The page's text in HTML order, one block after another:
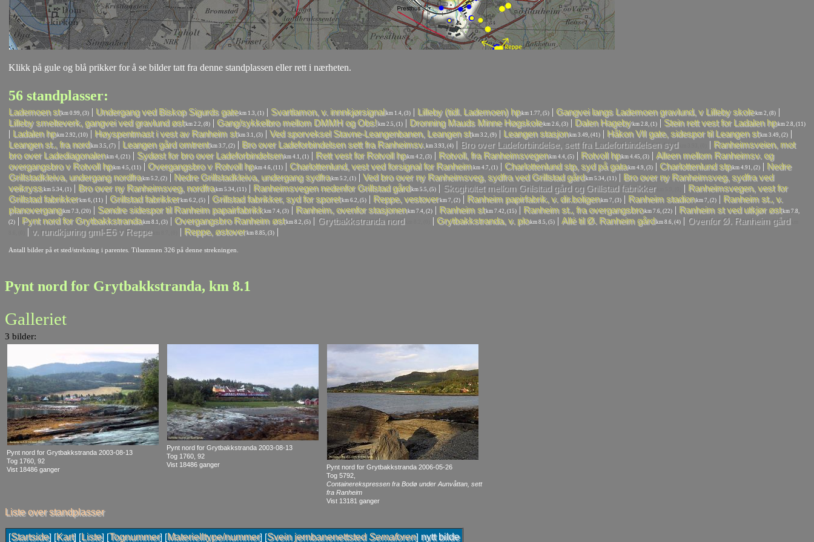
Klikk på gule og blå prikker for å se bilder tatt fra denne standplassen eller rett i nærheten.
56 standplasser:
Lademoen stkm 0.99, (3) | Undergang ved Biskop Sigurds gatekm 1.3, (1) | Svartlamon, v. innnkjørsignal km 1.4, (3) | Lilleby (tidl. Lademoen) hpkm 1.77, (5) | Gangvei langs Lademoen gravlund, v Lilleby skolekm 2, (8) |
Lilleby smelteverk, gangvei ved gravlund østkm 2.2, (8) | Gang/sykkelbro mellom DMMH og Obs!km 2.5, (1) | Dronning Mauds Minne Høgskolekm 2.6, (3) | Dalen Hagebykm 2.8, (1) | Stein rett vest for Ladalen hpkm 2.8, (11)
| Ladalen hpkm 2.92, (10) | Høyspentmast i vest av Ranheim stkm 3.1, (3) | Ved sporveksel Stavne-Leangenbanen, Leangen stkm 3.2, (9) | Leangen stasjonkm 3.49, (41) | Håkon VII gate, sidespor til Leangen stkm 3.49, (2) |
Leangen st., fra nord km 3.5, (7) | Leangen gård omtrentkm 3.7, (2) | Bro over Ladeforbindelsen sett fra Ranheimsv. km 3.93, (4) | Bro over Ladeforbindelse, sett fra Ladeforbindelsen syd | Ranheimsveien, mot
bro over Ladediagonalenkm 4, (21) | Sydøst for bro over Ladeforbindelsenkm 4.1, (1) | Rett vest for Rotvoll hpkm 4.2, (3) | Rotvoll, fra Ranheimsvegenkm 4.4, (5) | Rotvoll hpkm 4.45, (3) | Alleen mellom Ranheimsv. og
overgangsbro v Rotvoll hpkm 4.5, (11) | Overgangsbro v Rotvoll hpkm 4.6, (11) | Charlottenlund, vest ved forsignal for Ranheimkm 4.7, (1) | Charlottenlund stp, syd på gatakm 4.9, (3) | Charlottenlund stpkm 4.91, (2) | Nedre
Grillstadkleiva, undergang nordfrakm 5.2, (2) | Nedre Grillstadkleiva, undergang sydfrakm 5.2, (1) | Ved bro over ny Ranheimsveg, sydfra ved Grillstad gård km 5.34, (11) | Bro over ny Ranheimsveg, sydfra ved
veikrysskm 5.34, (1) | Bro over ny Ranheimsveg, nordfrakm 5.34, (11) | Ranheimsvegen nedenfor Grillstad gård km 5.5, (5) | Skogholtet mellom Grilsltad gård og Grillstad fabrikkerkm 5.9, (0) | Ranheimsvegen, vest for
Grillstad fabrikkerkm 6, (11) | Grillstad fabrikkerkm 6.2, (5) | Grillstad fabrikker, syd for sporetkm 6.2, (5) | Reppe, vestoverkm 7, (2) | Ranheim papirfabrik, v. dir.boligenkm 7, (3) | Ranheim stadionkm 7, (2) | Ranheim st., v.
planovergangkm 7.3, (20) | Søndre sidespor til Ranheim papairfabrikkkm 7.4, (3) | Ranheim, ovenfor stasjonenkm 7.4, (2) | Ranheim stkm 7.42, (15) | Ranheim st., fra overgangsbrokm 7.6, (22) | Ranheim st ved utkjør østkm 7.8,
(2) | Pynt nord for Grytbakkstrandakm 8.1, (3) | Overgangsbro Ranheim østkm 8.2, (5) | Grytbakkstranda nord | Grytbakkstranda, v. plokm 8.5, (5) | Allé til Ø. Ranheim gård km 8.6, (4) | Ovenfor Ø. Ranheim gård
| v. rundkjøring gml-E6 v Reppekm 8.7, (0) | Reppe, østoverkm 8.85, (3) |
Antall bilder på et sted/strekning i parentes. Tilsammen 326 på denne strekningen.
Pynt nord for Grytbakkstranda, km 8.1
Galleriet
3 bilder:
Pynt nord for Grytbakkstranda 2003-08-13
Tog 1760, 92
Vist 18486 ganger
Pynt nord for Grytbakkstranda 2003-08-13
Tog 1760, 92
Vist 18486 ganger
Pynt nord for Grytbakkstranda 2006-05-26
Tog 5792,
Containerekspressen fra Bodø under Aunvåttan, sett
fra Ranheim
Vist 13181 ganger
Liste over standplasser
[Startside] [Kart] [Liste] [Tognummer] [Materielltype/nummer] [Svein jernbanenettstedSemaforen] nytt bilde